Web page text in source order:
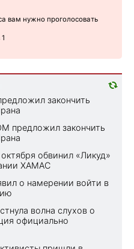
вам нужно проголосовать
закончить
предложил закончить
обвинил «Ликуд»
ХАМАС
о намерении войти в
волна слухов о
официально